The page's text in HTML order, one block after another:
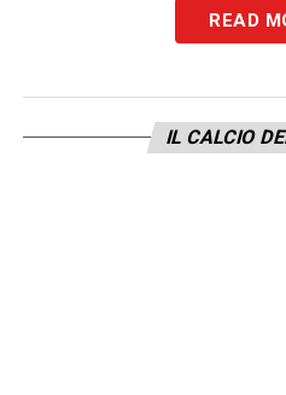
LA PLAYLIST DELLE
READ
IL CALCIO